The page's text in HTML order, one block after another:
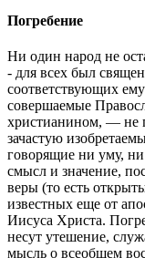
Погребение
Ни один народ не
- для всех был
соответствующих
совершаемые
христианином, — не
зачастую
говорящие ни уму,
смысл и значение,
веры (то есть
известных еще от
Иисуса Христа.
несут утешение,
мысль о всеобщем